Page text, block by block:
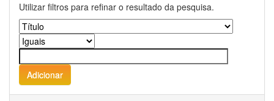
Utilizar filtros para refinar o resultado da pesquisa.